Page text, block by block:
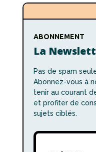
ABONNEMENT
La
Pas de spam
Abonnez-vous à
tenir au courant
et profiter de
sujets ciblés.